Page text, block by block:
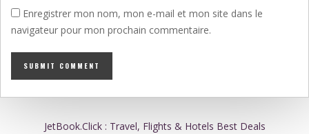
Enregistrer mon nom, mon e-mail et mon site dans le
navigateur pour mon prochain commentaire.
JetBook.Click : Travel, Flights & Hotels Best Deals